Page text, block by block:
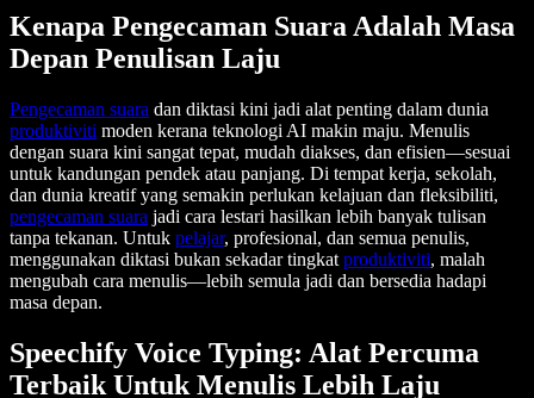
Kenapa Pengecaman Suara Adalah Masa
Depan Penulisan Laju
Pengecaman suara dan diktasi kini jadi alat penting dalam dunia
produktiviti moden kerana teknologi AI makin maju. Menulis
dengan suara kini sangat tepat, mudah diakses, dan efisien—sesuai
untuk kandungan pendek atau panjang. Di tempat kerja, sekolah,
dan dunia kreatif yang semakin perlukan kelajuan dan fleksibiliti,
pengecaman suara jadi cara lestari hasilkan lebih banyak tulisan
tanpa tekanan. Untuk pelajar, profesional, dan semua penulis,
menggunakan diktasi bukan sekadar tingkat produktiviti, malah
mengubah cara menulis—lebih semula jadi dan bersedia hadapi
masa depan.
Speechify Voice Typing: Alat Percuma
Terbaik Untuk Menulis Lebih Laju